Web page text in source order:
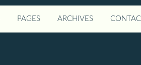
PAGES ARCHIVES